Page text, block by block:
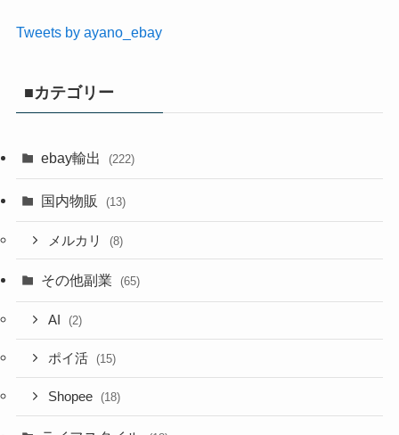
Tweets by ayano_ebay
■カテゴリー
ebay輸出 (222)
国内物販 (13)
メルカリ (8)
その他副業 (65)
AI (2)
ポイ活 (15)
Shopee (18)